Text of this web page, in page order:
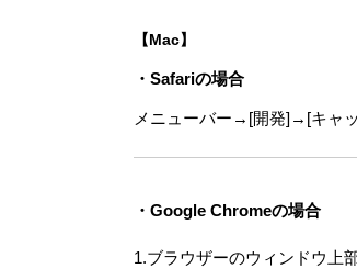
【Mac】
・Safariの場合
メニューバー→[開発]→[キャ
・Google Chromeの場合
1.ブラウザーのウィンドウ上